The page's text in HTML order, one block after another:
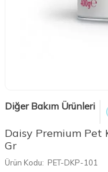
Diğer Bakım Ürünleri
Daisy Premium Pet
Gr
Ürün Kodu: PET-DKP-101